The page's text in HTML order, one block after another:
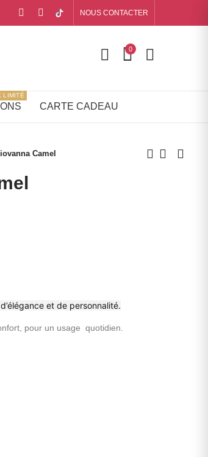
NOUS CONTACTER
0
LIMITÉ
CARTE CADEAU
Camel
et de personnalité.
pour un usage quotidien.